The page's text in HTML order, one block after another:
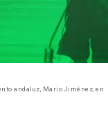
andaluz, Mario Jiménez, en